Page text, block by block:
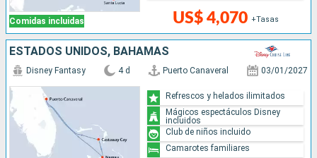
Comidas incluidas US$ 4,070 +Tasas
ESTADOS UNIDOS, BAHAMAS
Disney Fantasy 4 d Puerto Canaveral 03/01/2027
Refrescos y helados ilimitados
Mágicos espectáculos Disney
incluidos
Club de niños incluido
Camarotes familiares